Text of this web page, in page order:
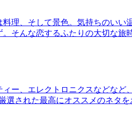
理、そして景色。気持ちのい
そんな恋するふたりの大切な
ー、エレクトロニクスなどな
選された最高にオススメのネタ